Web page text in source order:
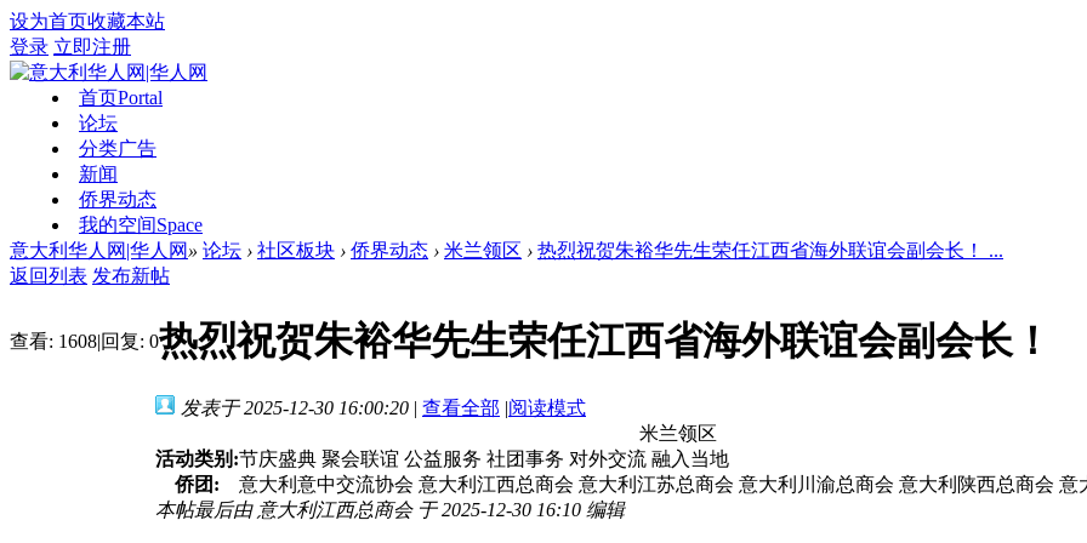
设为首页收藏本站
登录 立即注册
首页Portal
论坛
分类广告
新闻
侨界动态
我的空间Space
意大利华人网|华人网 » 论坛 › 社区板块 › 侨界动态 › 米兰领区 › 热烈祝贺朱裕华先生荣任江西省海外联谊会副会长！ ...
返回列表 发布新帖
查看: 1608|回复: 0热烈祝贺朱裕华先生荣任江西省海外联谊会副会长！
发表于 2025-12-30 16:00:20 | 查看全部 |阅读模式
米兰领区
活动类别:节庆盛典 聚会联谊 公益服务 社团事务 对外交流 融入当地
侨团:
意大利意中交流协会 意大利江西总商会 意大利江苏总商会 意大利川渝总商会 意大利陕西总商会 意
本帖最后由 意大利江西总商会 于 2025-12-30 16:10 编辑